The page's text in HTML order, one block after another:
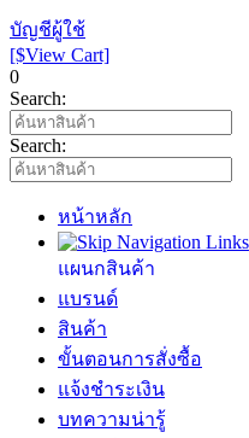
บัญชีผู้ใช้
[$View Cart]
0
Search:
Search:
หน้าหลัก
แผนกสินค้า
แบรนด์
สินค้า
ขั้นตอนการสั่งซื้อ
แจ้งชำระเงิน
บทความน่ารู้